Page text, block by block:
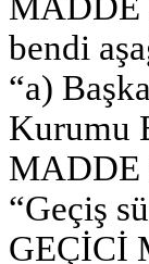
MADDE
bendi
“a)
Kurumu
MADDE
“Geçiş
GEÇİCİ